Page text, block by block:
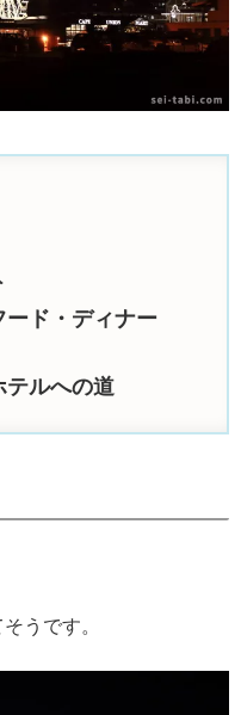
ード・ディナー
テルへの道
うです。